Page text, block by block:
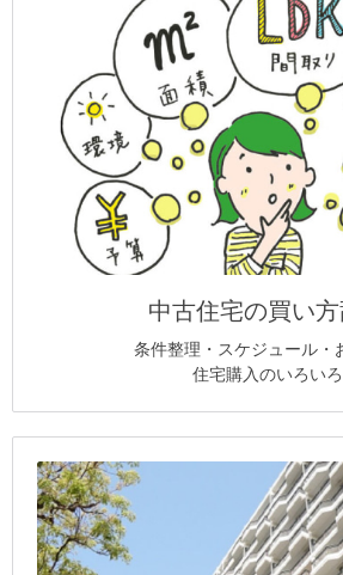
中古住宅の買い
条件整理・スケジュール・
住宅購入のいろいろ